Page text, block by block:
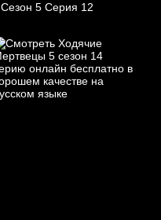
Сезон 5 Серия 12